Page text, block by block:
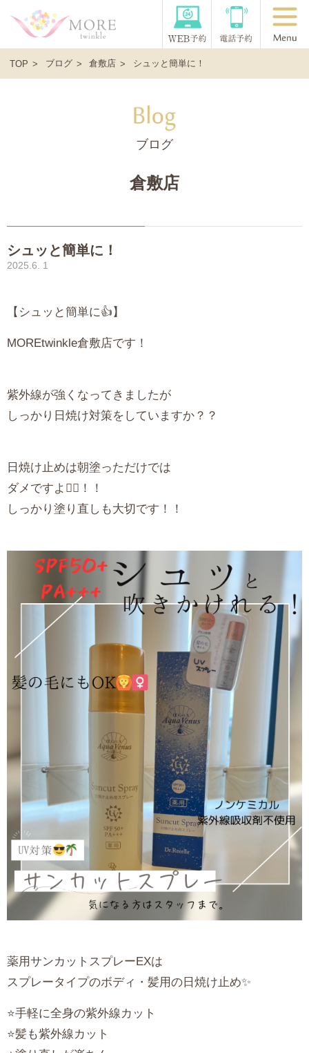
TOP ブログ 倉敷店 シュッと簡単に！
ブログ
倉敷店
シュッと簡単に！
2025.6. 1
【シュッと簡単に👍】
MOREtwinkle倉敷店です！
紫外線が強くなってきましたが
しっかり日焼け対策をしていますか？？
日焼け止めは朝塗っただけでは
ダメですよ🙅‍♀️！！
しっかり塗り直しも大切です！！
薬用サンカットスプレーEXは
スプレータイプのボディ・髪用の日焼け止め✨
⭐️手軽に全身の紫外線カット
⭐️髪も紫外線カット